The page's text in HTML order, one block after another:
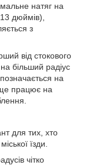
натяг на
дюймів),
з
від стокового
більший радіус
на
працює на
для тих, хто
їзди.
чітко